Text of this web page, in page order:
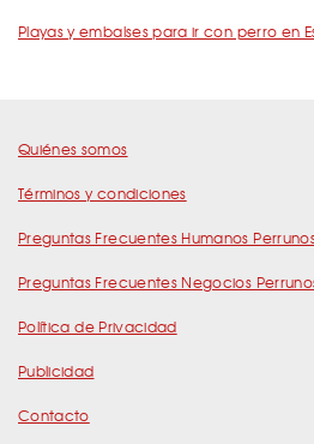
Playas y embalses para ir con perro en
Quiénes somos
Términos y condiciones
Preguntas Frecuentes Humanos
Preguntas Frecuentes Negocios
Política de Privacidad
Publicidad
Contacto